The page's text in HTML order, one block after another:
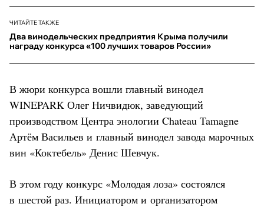
ЧИТАЙТЕ ТАКЖЕ
Два винодельческих предприятия Крыма получили
награду конкурса «100 лучших товаров России»
В жюри конкурса вошли главный винодел
WINEPARK Олег Ничвидюк, заведующий
производством Центра энологии Chateau Tamagne
Артём Васильев и главный винодел завода марочных
вин «Коктебель» Денис Шевчук.
В этом году конкурс «Молодая лоза» состоялся
в шестой раз. Инициатором и организатором